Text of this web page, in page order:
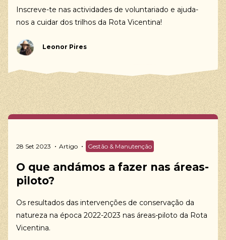
Inscreve-te nas actividades de voluntariado e ajuda-
nos a cuidar dos trilhos da Rota Vicentina!
Leonor Pires
28 Set 2023 Artigo Gestão & Manutenção
O que andámos a fazer nas áreas-
piloto?
Os resultados das intervenções de conservação da
natureza na época 2022-2023 nas áreas-piloto da Rota
Vicentina.